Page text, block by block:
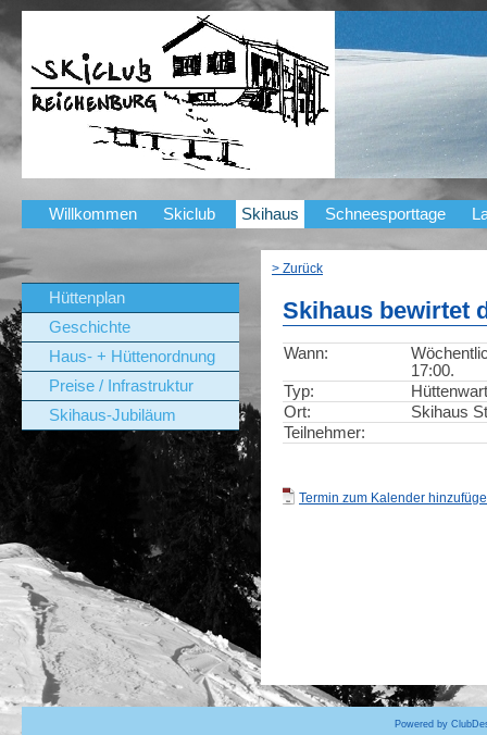
Willkommen Skiclub Skihaus Schneesporttage
Hüttenplan
Geschichte
Haus- + Hüttenordnung
Preise / Infrastruktur
Skihaus-Jubiläum
> Zurück
Skihaus bewirtet
Wann:
17:00.
Typ:
Hüttenwart
Ort:
Skihaus
Teilnehmer:
Termin zum Kalender
Powered by